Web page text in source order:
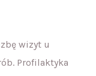
wizyt u
Profilaktyka